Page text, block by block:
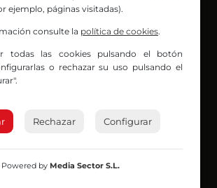
Nervión
Belén Ollero
Eduardo
Eva Argote
Endika
Jon
Joseba
Luis Carlos
ejemplo, páginas visitadas).
consulte la política de cookies.
todas las cookies pulsando el botón
o rechazar su uso pulsando el
Rechazar Configurar
Powered by Media Sector S.L.